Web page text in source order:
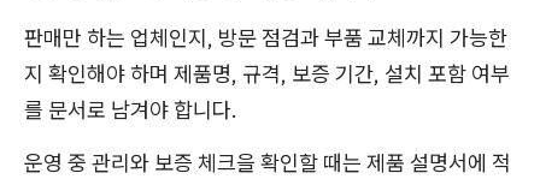
판매만 하는 업체인지, 방문 점검과 부품 교체까지 가능한
지 확인해야 하며 제품명, 규격, 보증 기간, 설치 포함 여부
를 문서로 남겨야 합니다.
운영 중 관리와 보증 체크을 확인할 때는 제품 설명서에 적